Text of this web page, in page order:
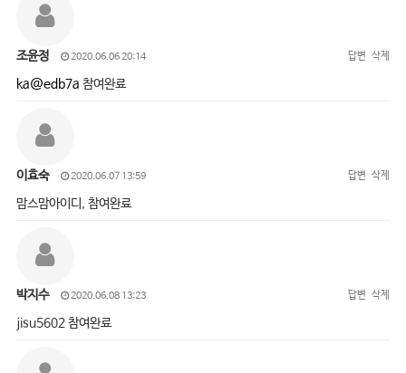
조윤정 2020.06.06 20:14 답변 삭제
ka@edb7a 참여완료
이효숙 2020.06.07 13:59 답변 삭제
맘스맘아이디, 참여완료
박지수 2020.06.08 13:23 답변 삭제
jisu5602 참여완료